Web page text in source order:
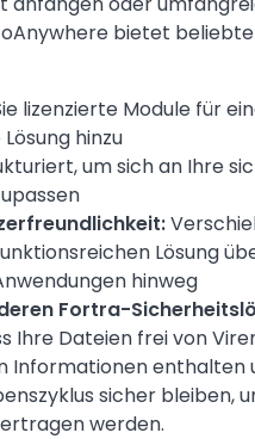
bietet
lizenzierte Module für
hinzu
um sich an Ihre
Lösung
hinweg
Fortra-
Ihre Dateien frei von
Informationen enthalten
sicher bleiben,
werden.